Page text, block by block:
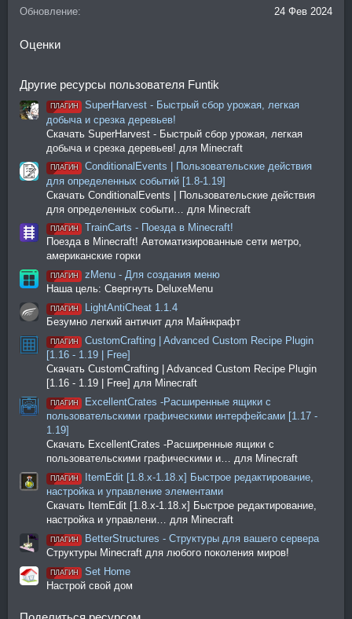
Обновление 24 Фев 2024
Оценки
Другие ресурсы пользователя Funtik
ПЛАГИН
SuperHarvest - Быстрый сбор урожая, легкая
добыча и срезка деревьев!
Скачать SuperHarvest - Быстрый сбор урожая, легкая
добыча и срезка деревьев! для Minecraft
ПЛАГИН
ConditionalEvents | Пользовательские действия
для определенных событий [1.8-1.19]
Скачать ConditionalEvents | Пользовательские действия
для определенных событи… для Minecraft
ПЛАГИН
TrainCarts - Поезда в Minecraft!
Поезда в Minecraft! Автоматизированные сети метро,
американские горки
ПЛАГИН
zMenu - Для создания меню
Наша цель: Свергнуть DeluxeMenu
ПЛАГИН
LightAntiCheat 1.1.4
Безумно легкий античит для Майнкрафт
ПЛАГИН
CustomCrafting | Advanced Custom Recipe Plugin
[1.16 - 1.19 | Free]
Скачать CustomCrafting | Advanced Custom Recipe Plugin
[1.16 - 1.19 | Free] для Minecraft
ПЛАГИН
ExcellentCrates -Расширенные ящики с
пользовательскими графическими интерфейсами [1.17 -
1.19]
Скачать ExcellentCrates -Расширенные ящики с
пользовательскими графическими и… для Minecraft
ПЛАГИН
ItemEdit [1.8.x-1.18.x] Быстрое редактирование,
настройка и управление элементами
Скачать ItemEdit [1.8.x-1.18.x] Быстрое редактирование,
настройка и управлени… для Minecraft
ПЛАГИН
BetterStructures - Структуры для вашего сервера
Структуры Minecraft для любого поколения миров!
ПЛАГИН
Set Home
Настрой свой дом